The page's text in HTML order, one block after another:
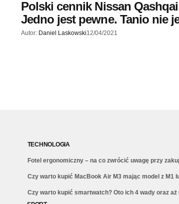
Polski cennik Nissan Qashqai
Jedno jest pewne. Tanio nie
Autor: Daniel Laskowski12/04/2021
TECHNOLOGIA
Fotel ergonomiczny – na co zwrócić uwagę przy
Czy warto kupić MacBook Air M3 mając model z M1
Czy warto kupić smartwatch? Oto ich 4 wady oraz aż